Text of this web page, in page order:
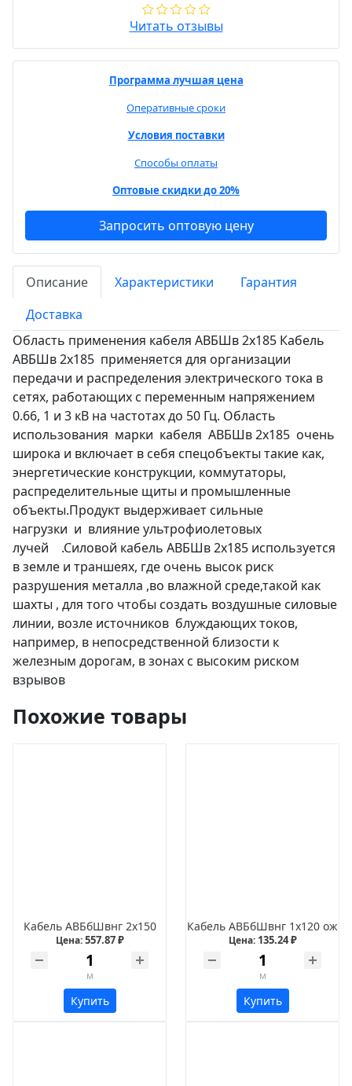
Читать отзывы
Программа лучшая цена
Оперативные сроки
Условия поставки
Способы оплаты
Оптовые скидки до 20%
Запросить оптовую цену
Описание Характеристики
Гарантия
Доставка
Область применения кабеля АВБШв 2х185 Кабель
АВБШв 2х185 применяется для организации
передачи и распределения электрического тока в
сетях, работающих с переменным напряжением
0.66, 1 и 3 кВ на частотах до 50 Гц. Область
использования марки кабеля АВБШв 2х185 очень
широка и включает в себя спецобъекты такие как,
энергетические конструкции, коммутаторы,
распределительные щиты и промышленные
объекты.Продукт выдерживает сильные
нагрузки и влияние ультрофиолетовых
лучей .Силовой кабель АВБШв 2х185 используется
в земле и траншеях, где очень высок риск
разрушения металла ,во влажной среде,такой как
шахты , для того чтобы создать воздушные силовые
линии, возле источников блуждающих токов,
например, в непосредственной близости к
железным дорогам, в зонах с высоким риском
взрывов
Похожие товары
Кабель АВБбШвнг 2х150
Цена:557.87 ₽
м
Купить
Кабель АВБбШвнг 1х120 ож
Цена: 135.24 ₽
м
Купить